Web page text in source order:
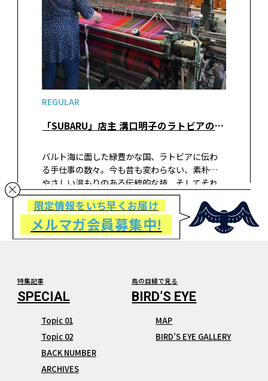
REGULAR
「SUBARU」店主 溝口明子のラトビアの手仕事をめぐる旅 vol.28 生産者さん探訪記その2 織物会社リンバジュ・ティーネのヤーニスさん（前編）
バルト海に面した緑豊かな国、ラトビアに伝わ
る手仕事の数々。今も昔も変わらない、素朴で
やさしい温もりのある伝統的な技、そしてそれ
らを残し伝えていくベテラン職人、伝統を受け
継ぎ新たな形を築く若手作家の作品など。雑貨屋
「SUBARU」の店主・溝口明子さんが出会っ
た、ラトビアの手仕事の現在（いま）を現地の
限定情報をいち早くお届け
メルマガ会員募集中!
特集記事
Topic 01
Topic 02
BACK NUMBER
ARCHIVES
鳥の目線で見る
MAP
BIRD’S EYE GALLERY